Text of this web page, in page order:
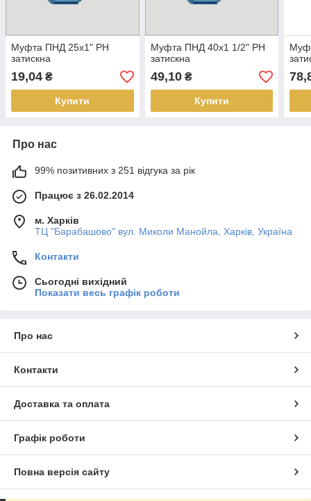
Муфта ПНД 25х1" РН
затискна
19,04 ₴
Купити
Муфта ПНД 40х1 1/2" РН
затискна
49,10₴
Купити
Про нас
99% позитивних з 251 відгука за рік
Працює з 26.02.2014
м. Харків
ТЦ "Барабашово" вул. Миколи Манойла, Харків, Україна
Контакти
Сьогодні вихідний
Показати весь графік роботи
Про нас
Контакти
Доставка та оплата
Графік роботи
Повна версія сайту